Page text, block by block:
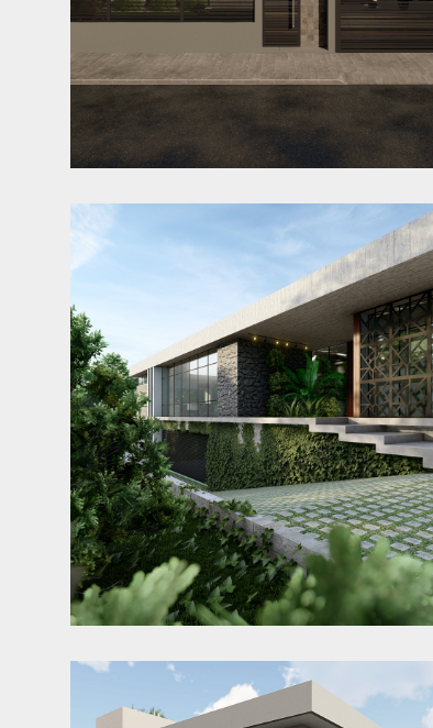
Copa WPA
Jaraguá do Sul - SC
Casa RJ
Schroeder - SC